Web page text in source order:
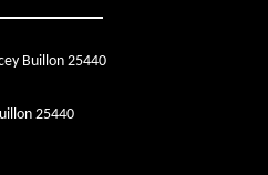
Buillon 25440
25440